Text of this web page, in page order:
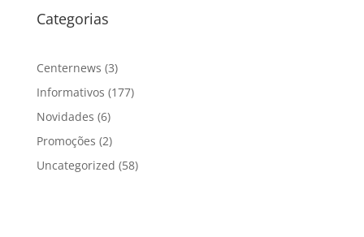
Categorias
Centernews (3)
Informativos (177)
Novidades (6)
Promoções (2)
Uncategorized (58)